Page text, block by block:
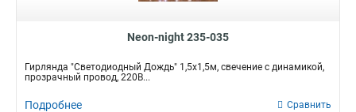
Neon-night 235-035
Гирлянда "Светодиодный Дождь" 1,5х1,5м, свечение с динамикой,
прозрачный провод, 220В...
Подробнее Сравнить